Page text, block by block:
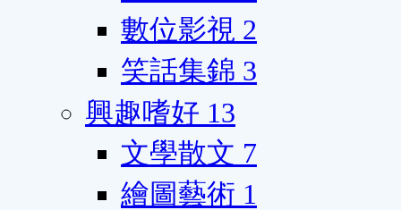
數位影視 2
笑話集錦 3
興趣嗜好 13
文學散文 7
繪圖藝術 1